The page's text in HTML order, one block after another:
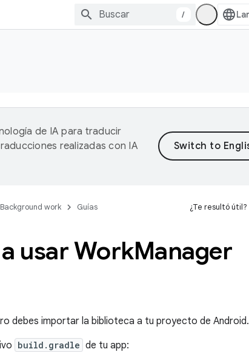
/
de IA para traducir
realizadas con IA
Background work Guías ¿Te resultó útil?
usar WorkManager
debes importar la biblioteca a tu proyecto de Android.
build.gradle de tu app: